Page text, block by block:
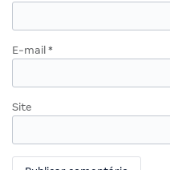
E-mail *
Site